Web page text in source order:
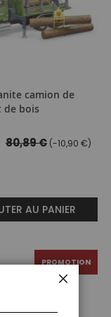
camion de
bois
80,89 € (-10,90 €)
AU PANIER
PROMOTION
FERMER